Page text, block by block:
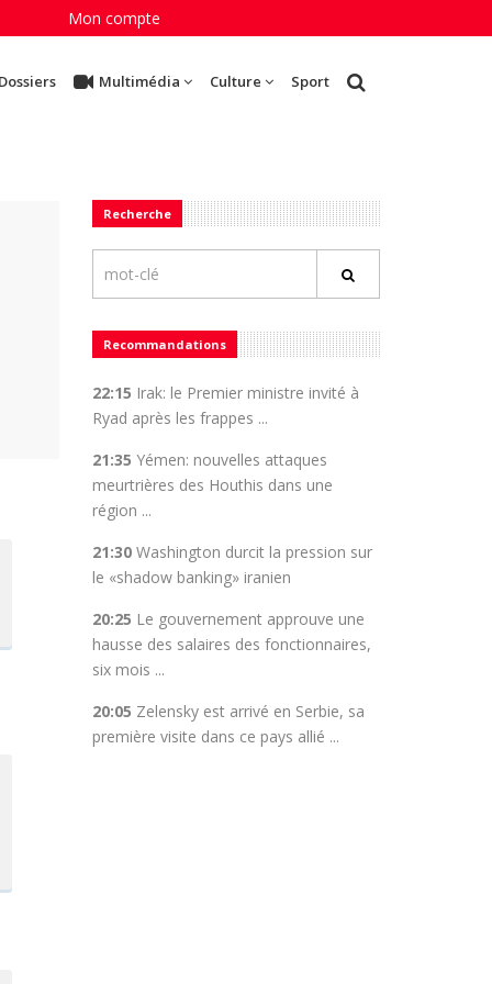
Mon compte
Multimédia Culture Sport
Recherche
Recommandations
22:15 Irak: le Premier ministre invité à
Ryad après les frappes ...
21:35 Yémen: nouvelles attaques
meurtrières des Houthis dans une
région ...
21:30Washington durcit la pression sur
le «shadow banking» iranien
20:25 Le gouvernement approuve une
hausse des salaires des fonctionnaires,
six mois ...
20:05 Zelensky est arrivé en Serbie, sa
première visite dans ce pays allié ...